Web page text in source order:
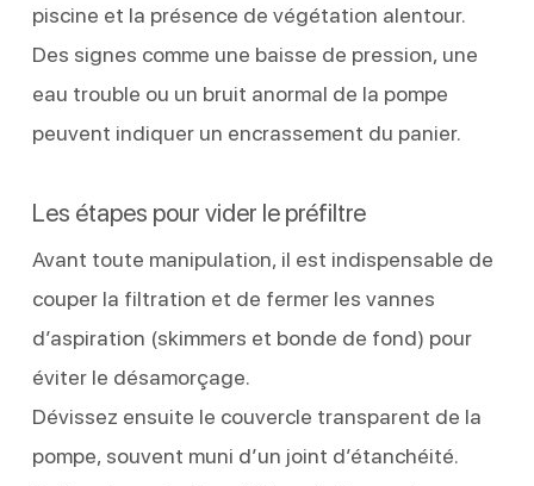
piscine et la présence de végétation alentour.
Des signes comme une baisse de pression, une
eau trouble ou un bruit anormal de la pompe
peuvent indiquer un encrassement du panier.
Les étapes pour vider le préfiltre
Avant toute manipulation, il est indispensable de
couper la filtration et de fermer les vannes
d’aspiration (skimmers et bonde de fond) pour
éviter le désamorçage.
Dévissez ensuite le couvercle transparent de la
pompe, souvent muni d’un joint d’étanchéité.